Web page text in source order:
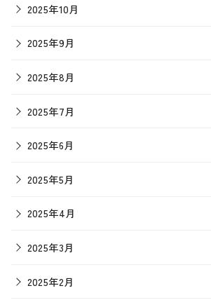
2025年10月
2025年9月
2025年8月
2025年7月
2025年6月
2025年5月
2025年4月
2025年3月
2025年2月